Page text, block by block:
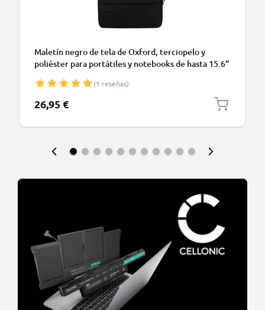
Maletín negro de tela de Oxford, terciopelo y
poliéster para portátiles y notebooks de hasta 15.6“
moderno y funcional(1 reseñas)
26,95 €